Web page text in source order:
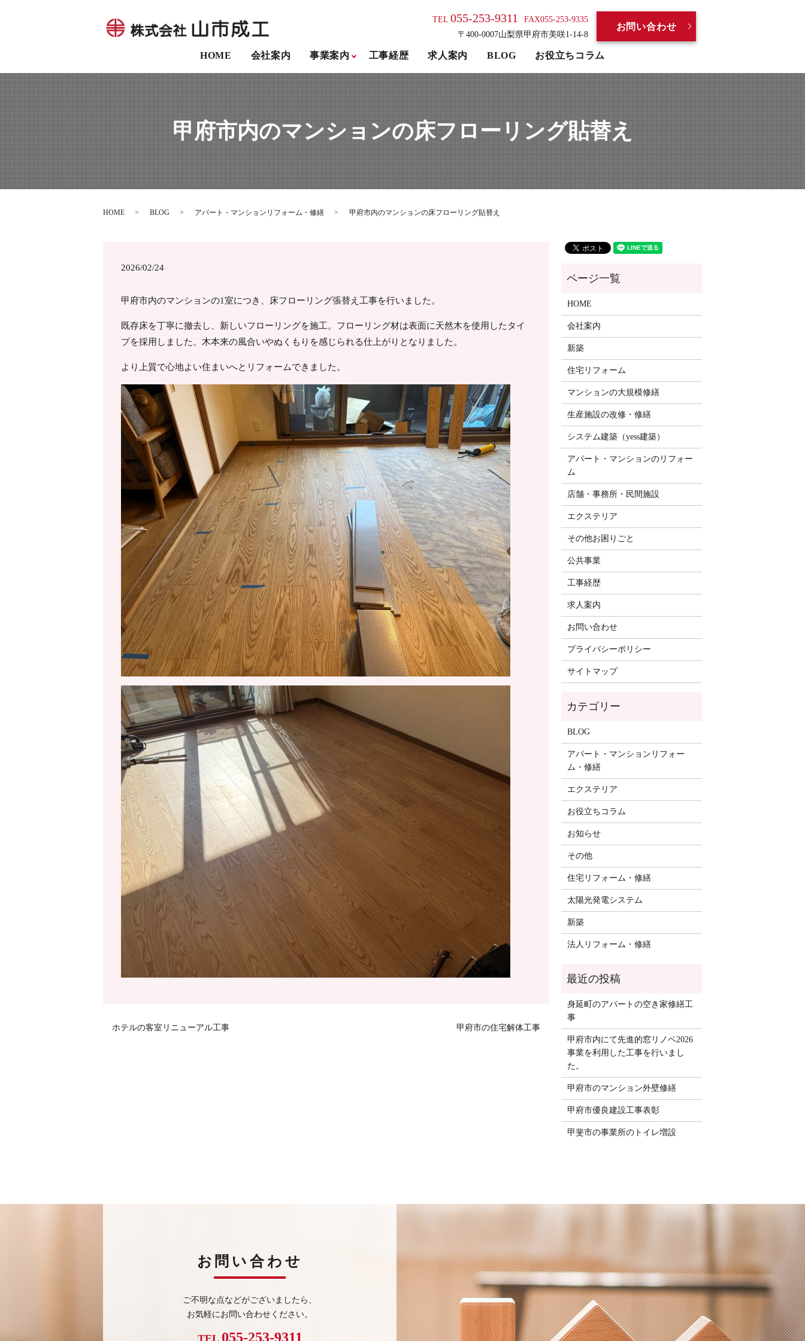
HOME 会社案内 事業案内 工事経歴 求人案内 BLOG お役立ちコラム
TEL055-253-9311
FAX055-253-9335
〒400-0007山梨県甲府市美咲1-14-8
お問い合わせ
甲府市内のマンションの床フローリング貼替え
HOME BLOG アパート・マンションリフォーム・修繕 甲府市内のマンションの床フローリング貼替え
2026/02/24
甲府市内のマンションの1室につき、床フローリング張替え工事を行いました。
既存床を丁寧に撤去し、新しいフローリングを施工。フローリング材は表面に天然木を使用したタイ
プを採用しました。木本来の風合いやぬくもりを感じられる仕上がりとなりました。
より上質で心地よい住まいへとリフォームできました。
ホテルの客室リニューアル工事 甲府市の住宅解体工事
HOME
会社案内
新築
住宅リフォーム
マンションの大規模修繕
生産施設の改修・修繕
システム建築（yess建築）
アパート・マンションのリフォー
ム
店舗・事務所・民間施設
エクステリア
その他お困りごと
公共事業
工事経歴
求人案内
お問い合わせ
プライバシーポリシー
サイトマップ
BLOG
アパート・マンションリフォー
ム・修繕
エクステリア
お役立ちコラム
お知らせ
その他
住宅リフォーム・修繕
太陽光発電システム
新築
法人リフォーム・修繕
身延町のアパートの空き家修繕工
事
甲府市内にて先進的窓リノベ2026
事業を利用した工事を行いまし
た。
甲府市のマンション外壁修繕
甲府市優良建設工事表彰
甲斐市の事業所のトイレ増設
お問い合わせ
ご不明な点などがございましたら、
お気軽にお問い合わせください。
TEL 055-253-9311